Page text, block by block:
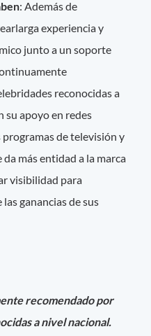
: Además de
experiencia y
junto a un soporte
reconocidas a
su apoyo en redes
de televisión y
más entidad a la marca
visibilidad para
ganancias de sus
recomendado por
a nivel nacional.